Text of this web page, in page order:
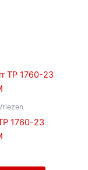
1760-23